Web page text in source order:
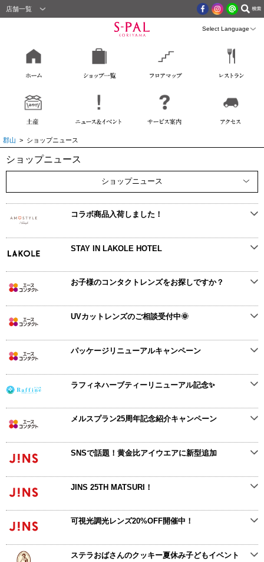
店舗一覧
郡山 > ショップニュース
ショップニュース
ショップニュース
コラボ商品入荷しました！
STAY IN LAKOLE HOTEL
お子様のコンタクトレンズをお探しですか？
UVカットレンズのご相談受付中🌞
パッケージリニューアルキャンペーン
ラフィネハーブティーリニューアル記念✨
メルスプラン25周年記念紹介キャンペーン
SNSで話題！黄金比アイウエアに新型追加
JINS 25TH MATSURI！
可視光調光レンズ20%OFF開催中！
ステラおばさんのクッキー夏休み子どもイベント